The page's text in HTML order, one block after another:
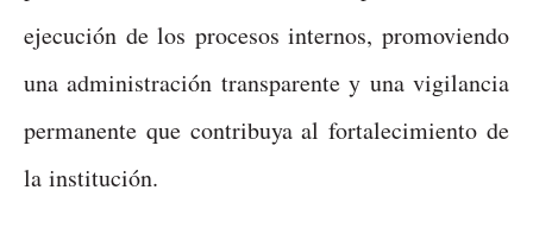
ejecución de los procesos internos, promoviendo
una administración transparente y una vigilancia
permanente que contribuya al fortalecimiento de
la institución.